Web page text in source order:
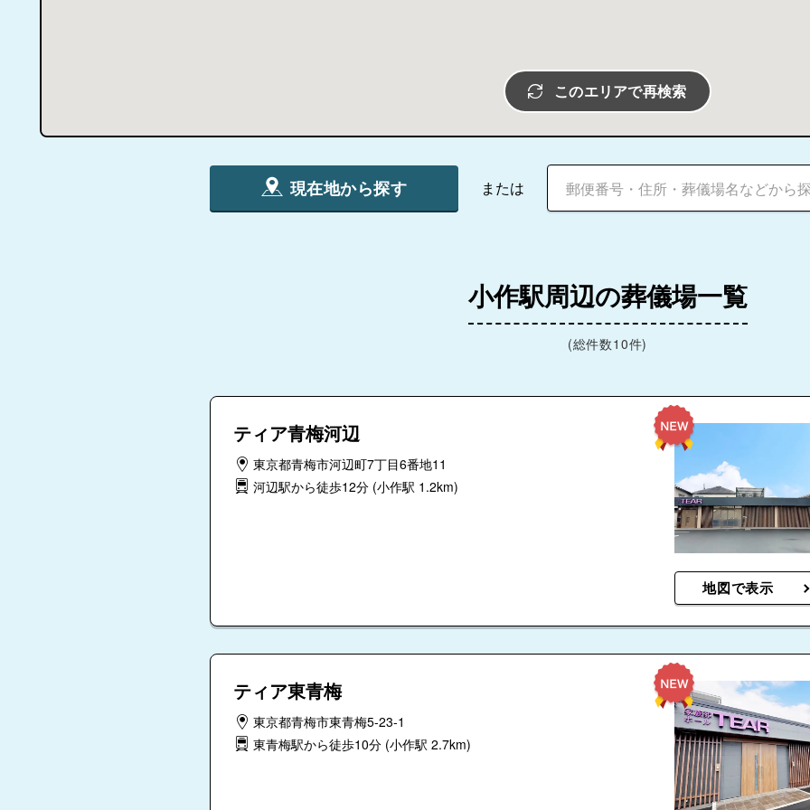
このエリアで再検索
現在地から探す または
小作駅周辺の葬儀場一覧
(総件数10件)
ティア青梅河辺
東京都青梅市河辺町7丁目6番地11
河辺駅から徒歩12分 (小作駅 1.2km)
地図で表示
ティア東青梅
東京都青梅市東青梅5-23-1
東青梅駅から徒歩10分 (小作駅 2.7km)